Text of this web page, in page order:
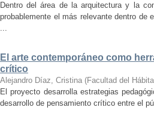
Dentro del área de la arquitectura y la
probablemente el más relevante dentro de
...
El arte contemporáneo como
crítico
Alejandro Díaz, Cristina (Facultad del
El proyecto desarrolla estrategias
desarrollo de pensamiento crítico entre el